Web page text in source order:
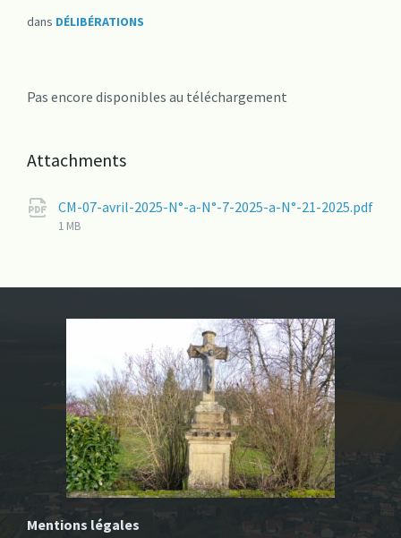
dans DÉLIBÉRATIONS
Pas encore disponibles au téléchargement
Attachments
CM-07-avril-2025-N°-a-N°-7-2025-a-N°-21-2025.pdf
File
1 MB
Mentions légales